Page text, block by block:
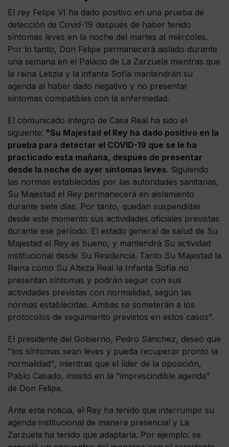
El rey Felipe VI ha dado positivo en una prueba de
detección de Covid-19 después de haber tenido
síntomas leves en la noche del martes al miércoles.
Por lo tanto, Don Felipe permanecerá aislado durante
una semana en el Palacio de La Zarzuela mientras que
la reina Letizia y la infanta Sofía mantendrán su
agenda al haber dado negativo y no presentar
síntomas compatibles con la enfermedad.
El comunicado íntegro de Casa Real ha sido el
siguiente: "Su Majestad el Rey ha dado positivo en la
prueba para detectar el COVID-19 que se le ha
practicado esta mañana, después de presentar
desde la noche de ayer síntomas leves. Siguiendo
las normas establecidas por las autoridades sanitarias,
Su Majestad el Rey permanecerá en aislamiento
durante siete días. Por tanto, quedan suspendidas
desde este momento sus actividades oficiales previstas
durante ese período. El estado general de salud de Su
Majestad el Rey es bueno, y mantendrá Su actividad
institucional desde Su Residencia. Tanto Su Majestad la
Reina como Su Alteza Real la Infanta Sofía no
presentan síntomas y podrán seguir con sus
actividades previstas con normalidad, según las
normas establecidas. Ambas se someterán a los
protocolos de seguimiento previstos en estos casos".
El presidente del Gobierno, Pedro Sánchez, deseó que
"los síntomas sean leves y pueda recuperar pronto la
normalidad", mientras que el líder de la oposición,
Pablo Casado, insistió en la "imprescindible agenda"
de Don Felipe.
Ante esta noticia, el Rey ha tenido que interrumpir su
agenda institucional de manera presencial y La
Zarzuela ha tenido que adaptarla. Por ejemplo: se